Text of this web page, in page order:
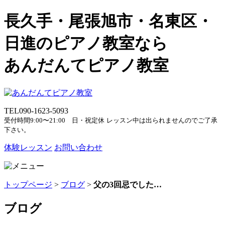
長久手・尾張旭市・名東区・
日進のピアノ教室なら
あんだんてピアノ教室
TEL090-1623-5093
受付時間9:00〜21:00 日・祝定休 レッスン中は出られませんのでご了承
下さい。
体験レッスン お問い合わせ
トップページ > ブログ > 父の3回忌でした…
ブログ